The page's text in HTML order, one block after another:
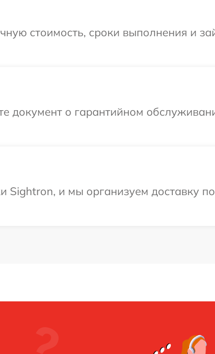
стоимость, сроки выполнения и
документ о гарантийном
и мы организуем доставку